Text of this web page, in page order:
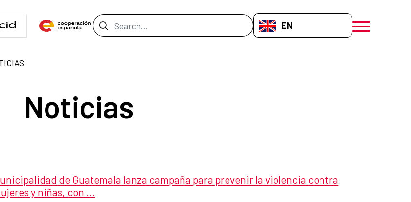
Search Bar EN-GB
menú móvil
Noticias
de Guatemala lanza campaña para prevenir la violencia contra
y niñas, con ...